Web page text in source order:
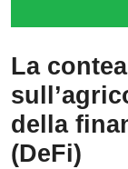
La
della
(DeFi)